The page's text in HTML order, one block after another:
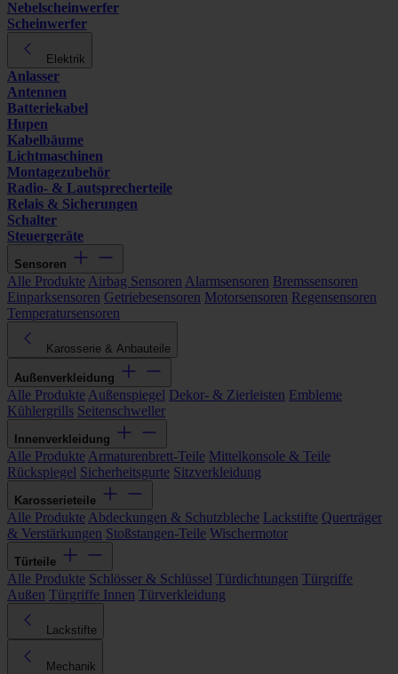
Nebelscheinwerfer
Scheinwerfer
Elektrik
Anlasser
Antennen
Batteriekabel
Hupen
Kabelbäume
Lichtmaschinen
Montagezubehör
Radio- & Lautsprecherteile
Relais & Sicherungen
Schalter
Steuergeräte
Sensoren
Alle Produkte Airbag Sensoren Alarmsensoren Bremssensoren
Einparksensoren Getriebesensoren Motorsensoren Regensensoren
Temperatursensoren
Karosserie & Anbauteile
Außenverkleidung
Alle Produkte Außenspiegel Dekor- & Zierleisten Embleme
Kühlergrills Seitenschweller
Innenverkleidung
Alle Produkte Armaturenbrett-Teile Mittelkonsole & Teile
Rückspiegel Sicherheitsgurte Sitzverkleidung
Karosserieteile
Alle Produkte Abdeckungen & Schutzbleche Lackstifte Querträger
& Verstärkungen Stoßstangen-Teile Wischermotor
Türteile
Alle Produkte Schlösser & Schlüssel Türdichtungen Türgriffe
Außen Türgriffe Innen Türverkleidung
Lackstifte
Mechanik